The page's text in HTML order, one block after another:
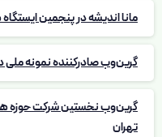
مانا اندیشه در پنجمین
گرین‌وب صادرکننده نمونه ملی
گرین‌وب نخستین شرکت حوزه
تهران